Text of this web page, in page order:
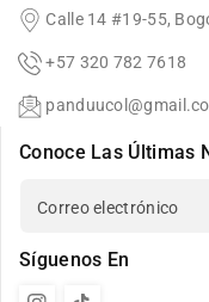
Calle 14 #19-55,
+57 320 782 7618
Conoce Las Últimas
Correo electrónico
Síguenos En